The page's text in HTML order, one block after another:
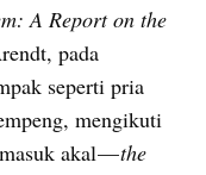
A Report on the
pada
seperti pria
mengikuti
akal — the